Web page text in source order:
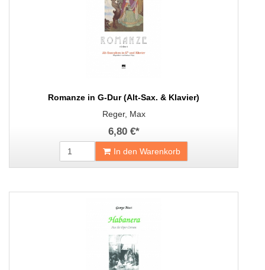
Romanze in G-Dur (Alt-Sax. & Klavier)
Reger, Max
6,80 €*
In den Warenkorb